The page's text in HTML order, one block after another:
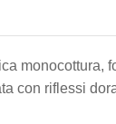
monocottura,
con riflessi